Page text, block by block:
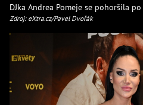
DJka Andrea Pomeje se pohoršila
Zdroj: eXtra.cz/Pavel Dvořák